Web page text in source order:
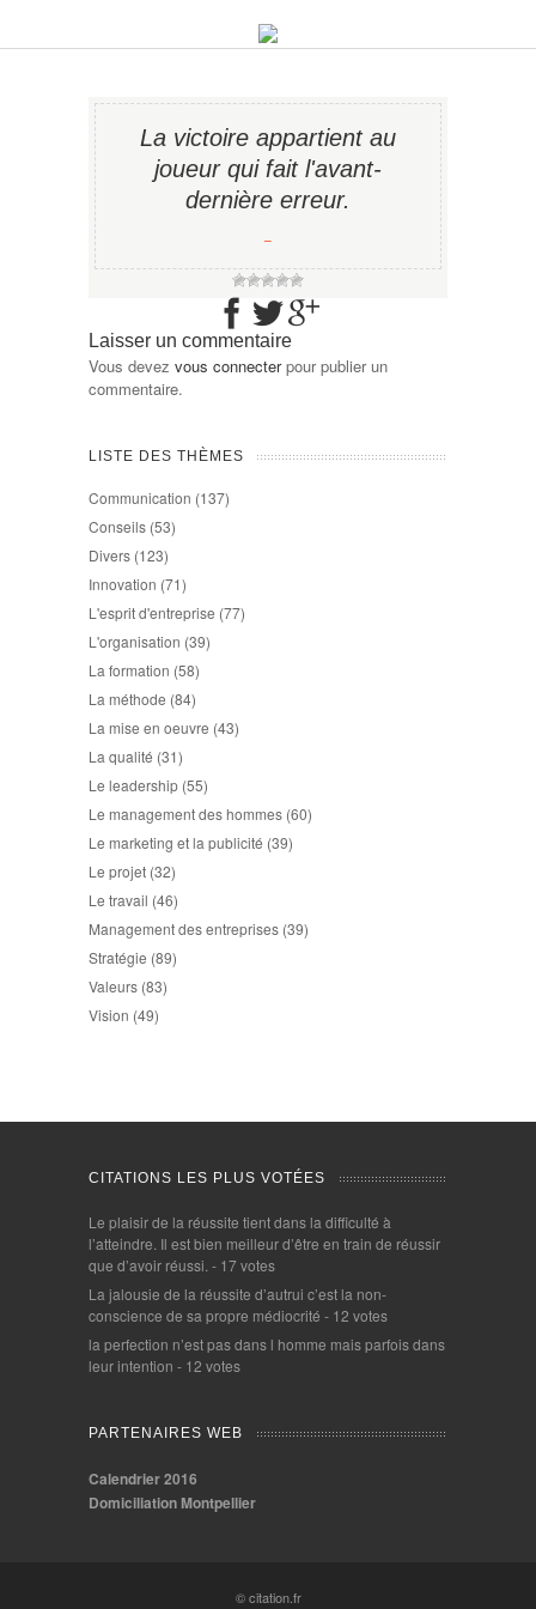
La victoire appartient au
joueur qui fait l'avant-
dernière erreur.
−
Laisser un commentaire
Vous devez vous connecterpour publier un
commentaire.
LISTE DES THÈMES
Communication (137)
Conseils (53)
Divers (123)
Innovation (71)
L'esprit d'entreprise (77)
L'organisation (39)
La formation (58)
La méthode (84)
La mise en oeuvre (43)
La qualité (31)
Le leadership (55)
Le management des hommes (60)
Le marketing et la publicité (39)
Le projet (32)
Le travail (46)
Management des entreprises (39)
Stratégie (89)
Valeurs (83)
Vision (49)
CITATIONS LES PLUS VOTÉES
Le plaisir de la réussite tient dans la difficulté à
l’atteindre. Il est bien meilleur d’être en train de réussir
que d’avoir réussi. - 17 votes
La jalousie de la réussite d’autrui c’est la non-
conscience de sa propre médiocrité - 12 votes
la perfection n’est pas dans l homme mais parfois dans
leur intention - 12 votes
PARTENAIRES WEB
Calendrier 2016
Domiciliation Montpellier
© citation.fr